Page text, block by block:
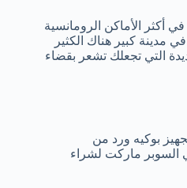
أكثر الأماكن الرومانسية
كبير هناك الكثير
التي تجعلك تشعر بقضاء
بوكيه ورد من
السوبر ماركت لشراء